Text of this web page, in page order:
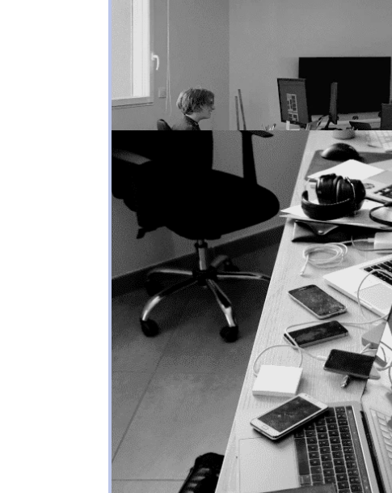
Écologie, en quoi
par Oct 14, 2025 |Ecologie ,IRL
WINZANA se met au vert ! En termes
question nos pratiques, qu’elles soient
que jamais sur la protection de...